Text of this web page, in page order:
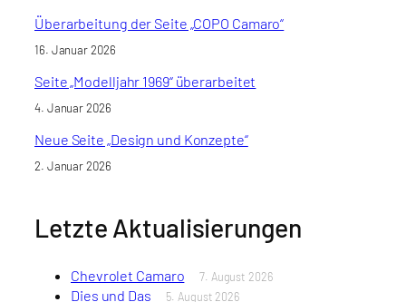
Überarbeitung der Seite „COPO Camaro“
16. Januar 2026
Seite „Modelljahr 1969“ überarbeitet
4. Januar 2026
Neue Seite „Design und Konzepte“
2. Januar 2026
Letzte Aktualisierungen
Chevrolet Camaro 7. August 2026
Dies und Das 5. August 2026